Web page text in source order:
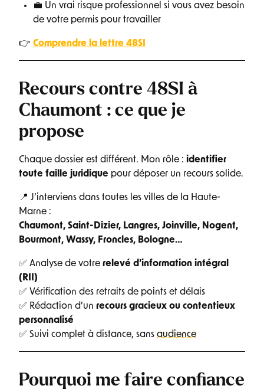
💼 Un vrai risque professionnel si vous avez besoin
de votre permis pour travailler
👉 Comprendre la lettre 48SI
Recours contre 48SI à
Chaumont : ce que je
propose
Chaque dossier est différent. Mon rôle : identifier
toute faille juridique pour déposer un recours solide.
📍 J’interviens dans toutes les villes de la Haute-
Marne :
Chaumont, Saint-Dizier, Langres, Joinville, Nogent,
Bourmont, Wassy, Froncles, Bologne…
✅ Analyse de votre relevé d’information intégral
(RII)
✅ Vérification des retraits de points et délais
✅ Rédaction d’un recours gracieux ou contentieux
personnalisé
✅ Suivi complet à distance, sans audience
Pourquoi me faire confiance